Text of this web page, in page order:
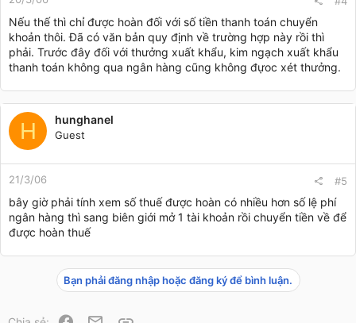
Nếu thế thì chỉ được hoàn đối với số tiền thanh toán chuyển
khoản thôi. Đã có văn bản quy định về trường hợp này rồi thì
phải. Trước đây đối với thưởng xuất khẩu, kim ngạch xuất khẩu
thanh toán không qua ngân hàng cũng không đựoc xét thưởng.
H hunghanel
Guest
21/3/06 #5
bây giờ phải tính xem số thuế được hoàn có nhiều hơn số lệ phí
ngân hàng thì sang biên giới mở 1 tài khoản rồi chuyển tiền về để
được hoàn thuế
Bạn phải đăng nhập hoặc đăng ký để bình luận.
Facebook
Email